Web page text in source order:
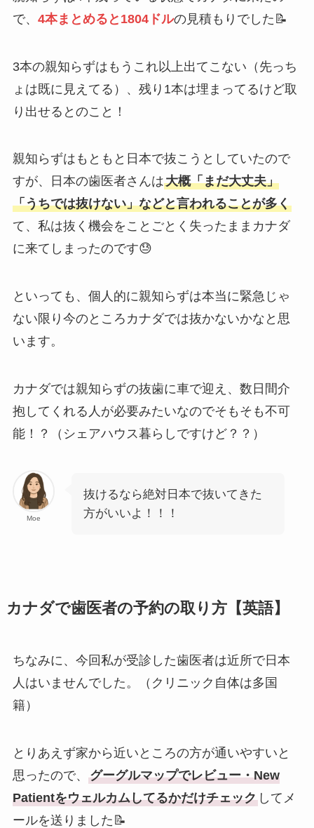
で、 4本まとめると1804ドルの見積もりでした📝
3本の親知らずはもうこれ以上出てこない（先っち
ょは既に見えてる）、残り1本は埋まってるけど取
り出せるとのこと！
親知らずはもともと日本で抜こうとしていたので
すが、日本の歯医者さんは大概「まだ大丈夫」
「うちでは抜けない」などと言われることが多く
て、私は抜く機会をことごとく失ったままカナダ
に来てしまったのです😓
といっても、個人的に親知らずは本当に緊急じゃ
ない限り今のところカナダでは抜かないかなと思
います。
カナダでは親知らずの抜歯に車で迎え、数日間介
抱してくれる人が必要みたいなのでそもそも不可
能！？（シェアハウス暮らしですけど？？）
Moe
抜けるなら絶対日本で抜いてきた
方がいいよ！！！
カナダで歯医者の予約の取り方【英語】
ちなみに、今回私が受診した歯医者は近所で日本
人はいませんでした。（クリニック自体は多国
籍）
とりあえず家から近いところの方が通いやすいと
思ったので、 グーグルマップでレビュー・New
Patientをウェルカムしてるかだけチェックしてメ
ールを送りました📝